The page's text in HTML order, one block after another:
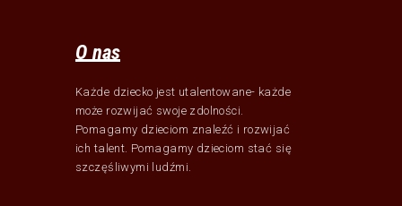
O nas
Każde dziecko jest utalentowane- każde
może rozwijać swoje zdolności.
Pomagamy dzieciom znaleźć i rozwijać
ich talent. Pomagamy dzieciom stać się
szczęśliwymi ludźmi.